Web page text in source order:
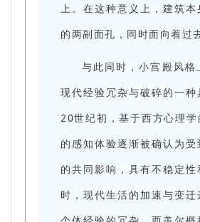
上。在这种意义上，建筑
的两副面孔，同时面向着过
与此同时，小宫殿风格
现代经验冗杂与破碎的一种
20世纪初，基于西方心理
的感知体验逐渐被确认为受
的共同影响，具有不稳定性
时，现代生活的加速与变迁